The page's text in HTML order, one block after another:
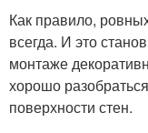
Как правило,
всегда. И это
монтаже
хорошо
поверхности стен.